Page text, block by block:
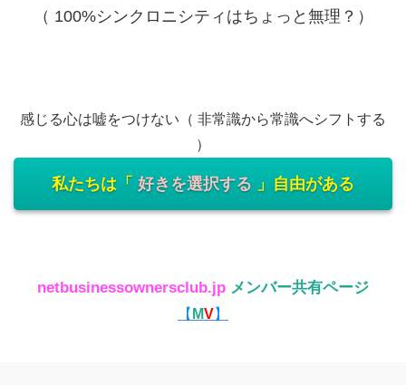
（ 100%シンクロニシティはちょっと無理？）
感じる心は嘘をつけない（ 非常識から常識へシフトする
）
私たちは「 好きを選択する 」自由がある
netbusinessownersclub.jp メンバー共有ページ
【 MV】